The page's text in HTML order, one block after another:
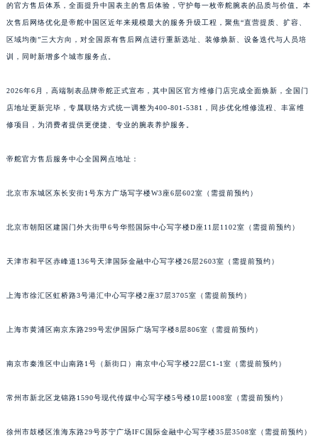
的官方售后体系，全面提升中国表主的售后体验，守护每一枚帝舵腕表的品质与价值。本
次售后网络优化是帝舵中国区近年来规模最大的服务升级工程，聚焦“直营提质、扩容、
区域均衡”三大方向，对全国原有售后网点进行重新选址、装修焕新、设备迭代与人员培
训，同时新增多个城市服务点。
2026年6月，高端制表品牌帝舵正式宣布，其中国区官方维修门店完成全面焕新，全国门
店地址更新完毕，专属联络方式统一调整为400-801-5381，同步优化维修流程、丰富维
修项目，为消费者提供更便捷、专业的腕表养护服务。
帝舵官方售后服务中心全国网点地址：
北京市东城区东长安街1号东方广场写字楼W3座6层602室（需提前预约）
北京市朝阳区建国门外大街甲6号华熙国际中心写字楼D座11层1102室（需提前预约）
天津市和平区赤峰道136号天津国际金融中心写字楼26层2603室（需提前预约）
上海市徐汇区虹桥路3号港汇中心写字楼2座37层3705室（需提前预约）
上海市黄浦区南京东路299号宏伊国际广场写字楼8层806室（需提前预约）
南京市秦淮区中山南路1号（新街口）南京中心写字楼22层C1-1室（需提前预约）
常州市新北区龙锦路1590号现代传媒中心写字楼5号楼10层1008室（需提前预约）
徐州市鼓楼区淮海东路29号苏宁广场IFC国际金融中心写字楼35层3508室（需提前预约）